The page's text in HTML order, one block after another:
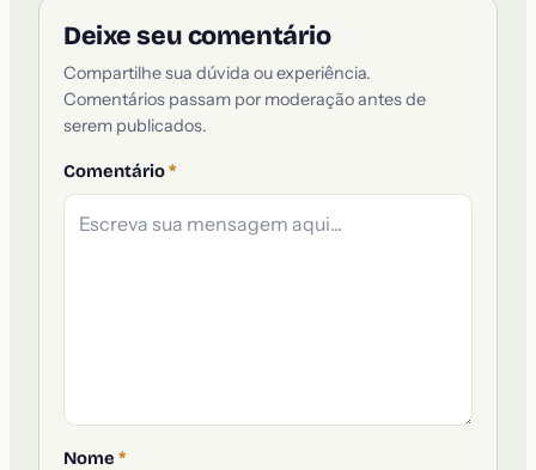
Deixe seu comentário
Compartilhe sua dúvida ou experiência.
Comentários passam por moderação antes de
serem publicados.
Comentário*
Nome *